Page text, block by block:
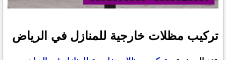
تركيب مظلات خارجية للمنازل في الرياض